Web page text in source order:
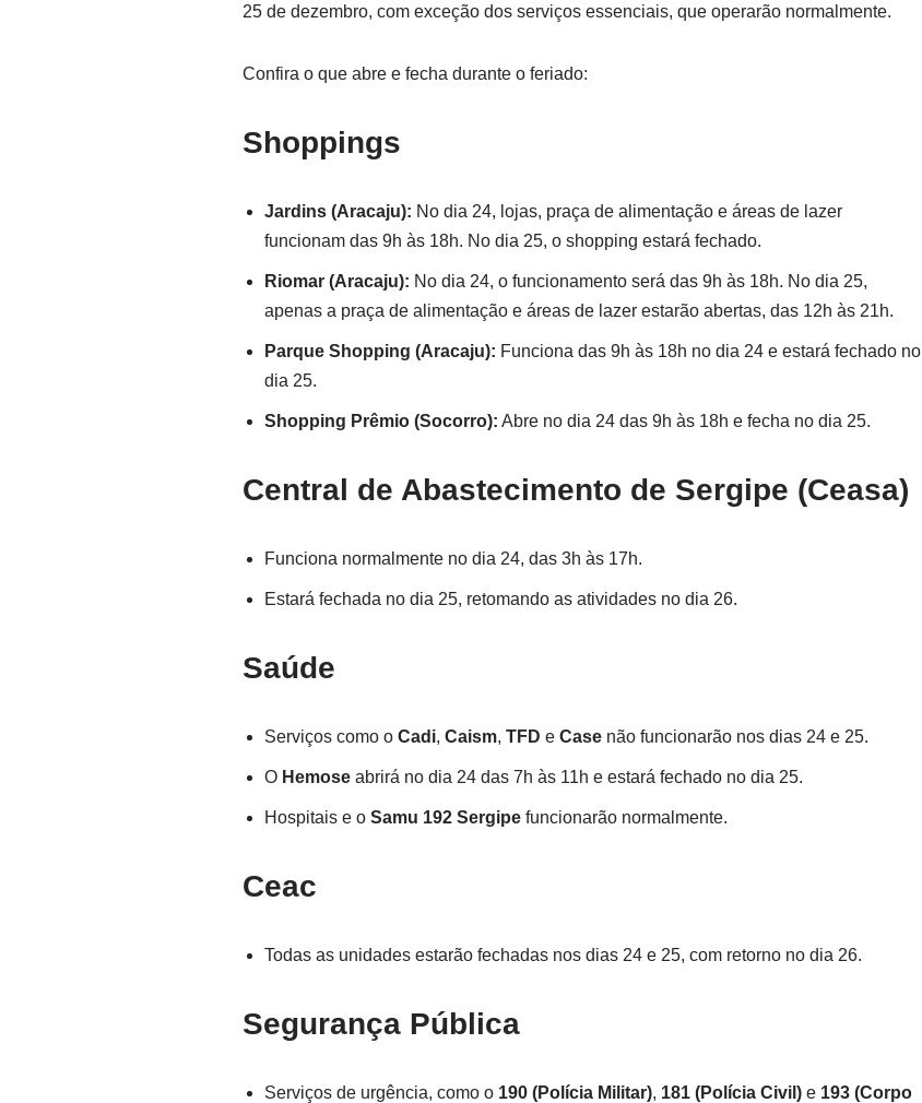
25 de dezembro, com exceção dos serviços essenciais, que operarão normalmente.
Confira o que abre e fecha durante o feriado:
Shoppings
Jardins (Aracaju): No dia 24, lojas, praça de alimentação e áreas de lazer
funcionam das 9h às 18h. No dia 25, o shopping estará fechado.
Riomar (Aracaju): No dia 24, o funcionamento será das 9h às 18h. No dia 25,
apenas a praça de alimentação e áreas de lazer estarão abertas, das 12h às 21h.
Parque Shopping (Aracaju): Funciona das 9h às 18h no dia 24 e estará fechado no
dia 25.
Shopping Prêmio (Socorro): Abre no dia 24 das 9h às 18h e fecha no dia 25.
Central de Abastecimento de Sergipe (Ceasa)
Funciona normalmente no dia 24, das 3h às 17h.
Estará fechada no dia 25, retomando as atividades no dia 26.
Saúde
Serviços como o Cadi, Caism, TFD e Case não funcionarão nos dias 24 e 25.
O Hemose abrirá no dia 24 das 7h às 11h e estará fechado no dia 25.
Hospitais e o Samu 192 Sergipe funcionarão normalmente.
Ceac
Todas as unidades estarão fechadas nos dias 24 e 25, com retorno no dia 26.
Segurança Pública
Serviços de urgência, como o 190 (Polícia Militar), 181 (Polícia Civil) e 193 (Corpo